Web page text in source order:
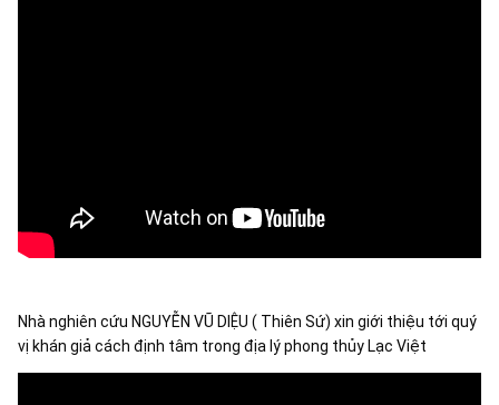
Nhà nghiên cứu NGUYỄN VŨ DIỆU ( Thiên Sứ) xin giới thiệu tới quý
vị khán giả cách định tâm trong địa lý phong thủy Lạc Việt